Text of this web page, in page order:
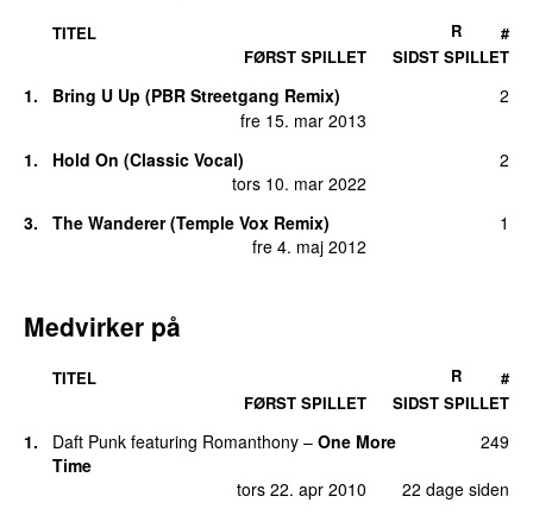
TITEL
FØRST SPILLET
SIDST SPILLET
R #
1.
Bring U Up (PBR Streetgang Remix)
fre 15. mar 2013
2
1.
Hold On (Classic Vocal)
tors 10. mar 2022
2
3.
The Wanderer (Temple Vox Remix)
fre 4. maj 2012
1
Medvirker på
TITEL
FØRST SPILLET
SIDST SPILLET
R #
1. Daft Punk featuring Romanthony – One More
Time
tors 22. apr 2010
22 dage siden
249